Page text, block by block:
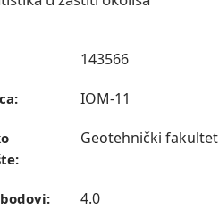
143566
IOM-11
Geotehnički fakultet
bodovi: 4.0